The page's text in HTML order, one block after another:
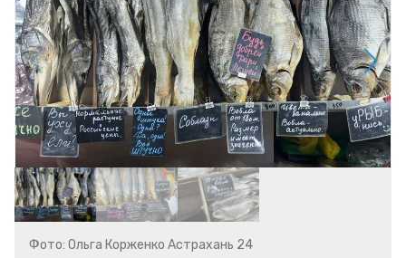
Фото: Ольга Корженко Астрахань 24